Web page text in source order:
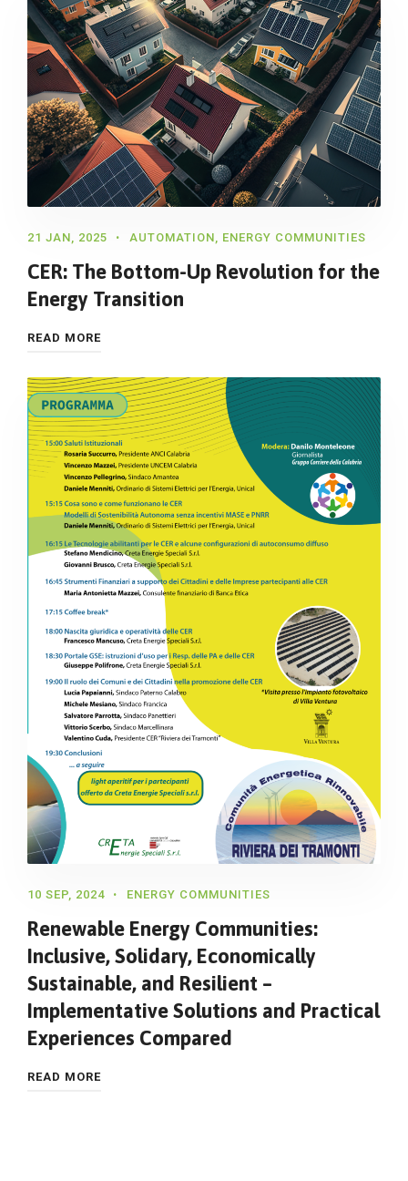
21 JAN, 2025 AUTOMATION ENERGY COMMUNITIES
CER: The Bottom-Up Revolution for the
Energy Transition
READ MORE
10 SEP, 2024 ENERGY COMMUNITIES
Renewable Energy Communities:
Inclusive, Solidary, Economically
Sustainable, and Resilient –
Implementative Solutions and Practical
Experiences Compared
READ MORE